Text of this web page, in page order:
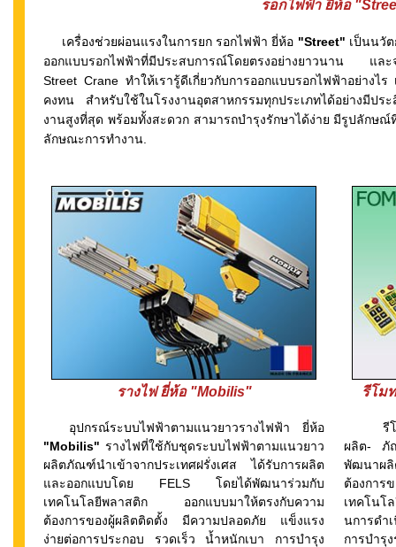
รอกไฟฟ้า ยี่ห้อ
เครื่องช่วยผ่อนแรงในการยกรอกไฟฟ้า ยี่ห้อ "Street" เป็นนวั
ออกแบบรอกไฟฟ้าที่มีประสบการณ์โดยตรงอย่างยาวนาน และ
Street Crane ทำให้เรารู้ดีเกี่ยวกับการออกแบบรอกไฟฟ้าอย่างไ
คงทน สำหรับใช้ในโรงงานอุตสาหกรรมทุกประเภทได้อย่างมีป
งานสูงที่สุด พร้อมทั้งสะดวก สามารถบำรุงรักษาได้ง่าย มีรูปลักษ
ลักษณะการทำงาน.
รางไฟ ยี่ห้อ "Mobilis" รีโม
อุปกรณ์ระบบไฟฟ้าตามแนวยาวรางไฟฟ้า ยี่ห้อ
"Mobilis" รางไฟที่ใช้กับชุดระบบไฟฟ้าตามแนวยาว
ผลิตภัณฑ์นำเข้าจากประเทศฝรั่งเศส ได้รับการผลิต
และออกแบบโดย FELS โดยได้พัฒนาร่วมกับ
เทคโนโลยีพลาสติก ออกแบบมาให้ตรงกับความ
ต้องการของผู้ผลิตติดตั้ง มีความปลอดภัย แข็งแรง
ง่ายต่อการประกอบ รวดเร็ว น้ำหนักเบา การบำรุง
รีโมท
ผลิต- ภัณ
พัฒนาผ
ต้องกา
เทคโน
นการดำ
การบำรุ